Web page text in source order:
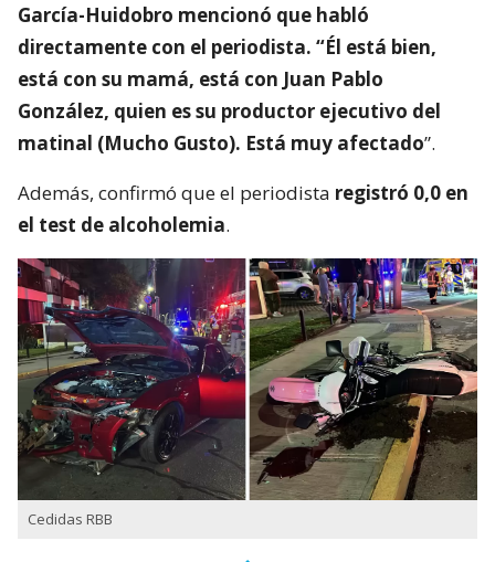
García-Huidobro mencionó que habló
directamente con el periodista. “Él está bien,
está con su mamá, está con Juan Pablo
González, quien es su productor ejecutivo del
matinal (Mucho Gusto). Está muy afectado”.
Además, confirmó que el periodista registró 0,0 en
el test de alcoholemia.
Cedidas RBB